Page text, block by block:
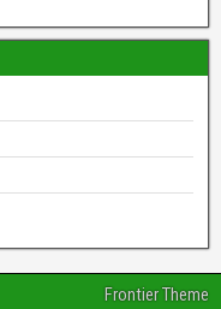
Frontier Theme